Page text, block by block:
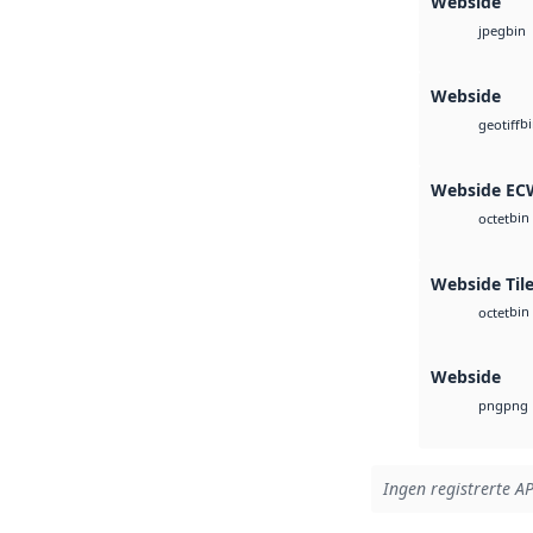
jpegbin
Webside
geotiff
Webside
octetbin
Webside
octetbin
Webside
pngpng
Ingen registrerte